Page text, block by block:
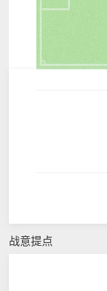
战意提点